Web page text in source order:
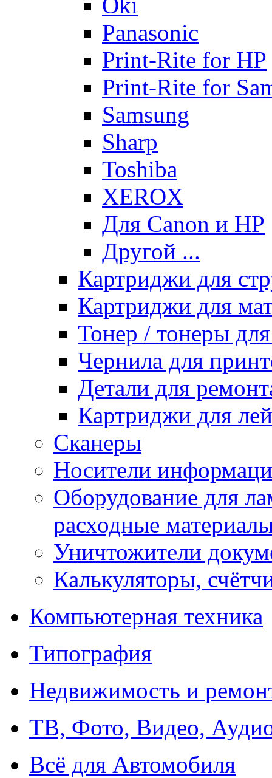
Panasonic
Print-Rite for HP
Print-Rite for
Samsung
Sharp
Toshiba
XEROX
Для Canon и HP
Другой ...
Картриджи для
Картриджи для
Тонер / тонеры
Чернила для
Детали для
Картриджи для
Сканеры
Носители
Оборудование для
расходные
Уничтожители
Калькуляторы,
Компьютерная техника
Типография
Недвижимость и
ТВ, Фото, Видео,
Всё для Автомобиля